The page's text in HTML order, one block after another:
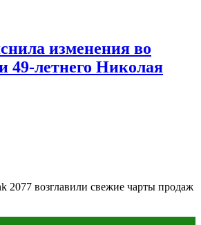
изменения во
49-летнего Николая
2077 возглавили свежие чарты продаж